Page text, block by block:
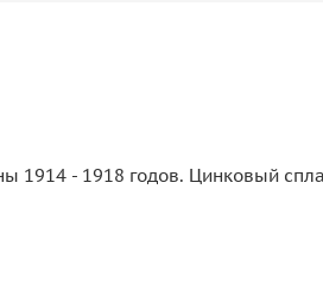
1914 - 1918 годов. Цинковый